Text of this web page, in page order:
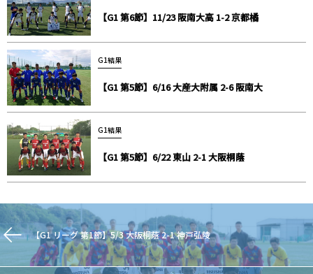
【G1 第6節】11/23 阪南大高 1-2 京都橘
G1結果
【G1 第5節】6/16 大産大附属 2-6 阪南大
G1結果
【G1 第5節】6/22 東山 2-1 大阪桐蔭
【G1 リーグ 第1節】5/3 大阪桐蔭 2-1 神戸弘陵